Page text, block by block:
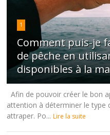
1
Comment puis-je
de pêche en
disponibles à la
Afin de pouvoir créer le bon
attention à déterminer le type
attraper. Po... Lire la suite